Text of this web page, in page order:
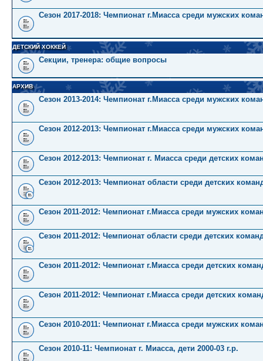
Сезон 2017-2018: Чемпионат г.Миасса среди мужских
ДЕТСКИЙ ХОККЕЙ
Секции, тренера: общие вопросы
АРХИВ
Сезон 2013-2014: Чемпионат г.Миасса среди мужских
Сезон 2012-2013: Чемпионат г.Миасса среди мужских
Сезон 2012-2013: Чемпионат г. Миасса среди детских
Сезон 2012-2013: Чемпионат области среди детских
Сезон 2011-2012: Чемпионат г.Миасса среди мужских
Сезон 2011-2012: Чемпионат области среди детских
Сезон 2011-2012: Чемпионат г.Миасса среди детских
Сезон 2011-2012: Чемпионат г.Миасса среди детских
Сезон 2010-2011: Чемпионат г.Миасса среди мужских
Сезон 2010-11: Чемпионат г. Миасса, дети 2000-03 г.р.